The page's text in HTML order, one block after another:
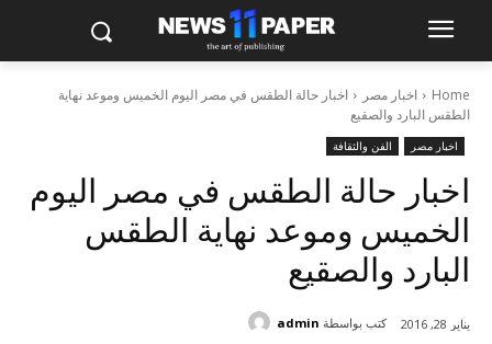
Home اخبار مصر
اخبار حالة الطقس في مصر اليوم الخميس وموعد نهاية
الطقس البارد والصقيع
اخبار مصر الفن والثقافة
اخبار حالة الطقس في مصر اليوم
الخميس وموعد نهاية الطقس
البارد والصقيع
يناير 28, 2016 كتب بواسطة admin